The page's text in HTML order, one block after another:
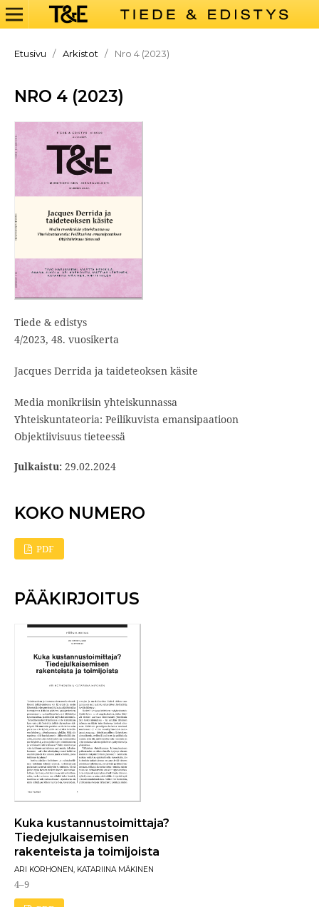
Etusivu / Arkistot / Nro 4 (2023)
NRO 4 (2023)
Tiede & edistys
4/2023, 48. vuosikerta
Jacques Derrida ja taideteoksen käsite
Media monikriisin yhteiskunnassa
Yhteiskuntateoria: Peilikuvista emansipaatioon
Objektiivisuus tieteessä
Julkaistu: 29.02.2024
KOKO NUMERO
PDF
PÄÄKIRJOITUS
Kuka kustannustoimittaja?
Tiedejulkaisemisen
rakenteista ja toimijoista
ARI KORHONEN, KATARIINA MÄKINEN
4–9